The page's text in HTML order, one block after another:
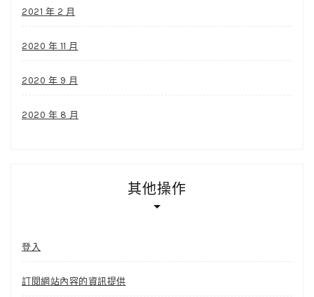
2021 年 2 月
2020 年 11 月
2020 年 9 月
2020 年 8 月
其他操作
登入
訂閱網站內容的資訊提供